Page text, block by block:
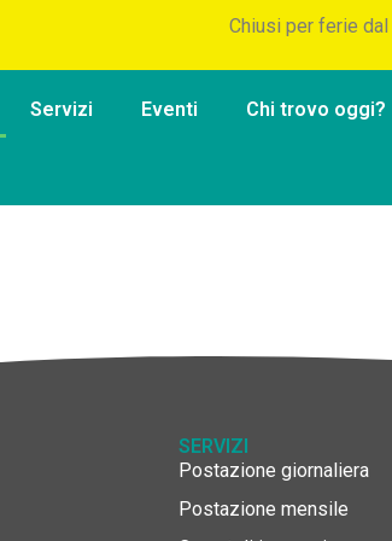
Chiusi per ferie dal
Servizi Eventi Chi trovo oggi?
SERVIZI
Postazione giornaliera
Postazione mensile